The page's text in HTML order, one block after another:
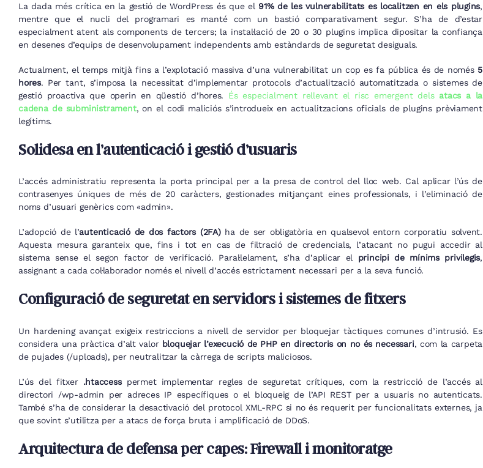
La dada més crítica en la gestió de WordPress és que el 91% de les vulnerabilitats es localitzen en els plugins,
mentre que el nucli del programari es manté com un bastió comparativament segur. S’ha de d’estar
especialment atent als components de tercers; la instal·lació de 20 o 30 plugins implica dipositar la confiança
en desenes d’equips de desenvolupament independents amb estàndards de seguretat desiguals.
Actualment, el temps mitjà fins a l’explotació massiva d’una vulnerabilitat un cop es fa pública és de només 5
hores. Per tant, s’imposa la necessitat d’implementar protocols d’actualització automatitzada o sistemes de
gestió proactiva que operin en qüestió d’hores. És especialment rellevant el risc emergent dels atacs a la
cadena de subministrament, on el codi maliciós s’introdueix en actualitzacions oficials de plugins prèviament
legítims.
Solidesa en l’autenticació i gestió d’usuaris
L’accés administratiu representa la porta principal per a la presa de control del lloc web. Cal aplicar l’ús de
contrasenyes úniques de més de 20 caràcters, gestionades mitjançant eines professionals, i l’eliminació de
noms d’usuari genèrics com «admin».
L’adopció de l’autenticació de dos factors (2FA)ha de ser obligatòria en qualsevol entorn corporatiu solvent.
Aquesta mesura garanteix que, fins i tot en cas de filtració de credencials, l’atacant no pugui accedir al
sistema sense el segon factor de verificació. Paral·lelament, s’ha d’aplicar el principi de mínims privilegis,
assignant a cada col·laborador només el nivell d’accés estrictament necessari per a la seva funció.
Configuració de seguretat en servidors i sistemes de fitxers
Un hardening avançat exigeix restriccions a nivell de servidor per bloquejar tàctiques comunes d’intrusió. Es
considera una pràctica d’alt valor bloquejar l’execució de PHP en directoris on no és necessari, com la carpeta
de pujades (/uploads), per neutralitzar la càrrega de scripts maliciosos.
L’ús del fitxer .htaccesspermet implementar regles de seguretat crítiques, com la restricció de l’accés al
directori /wp-admin per adreces IP específiques o el bloqueig de l’API REST per a usuaris no autenticats.
També s’ha de considerar la desactivació del protocol XML-RPC si no és requerit per funcionalitats externes, ja
que sovint s’utilitza per a atacs de força bruta i amplificació de DDoS.
Arquitectura de defensa per capes: Firewall i monitoratge